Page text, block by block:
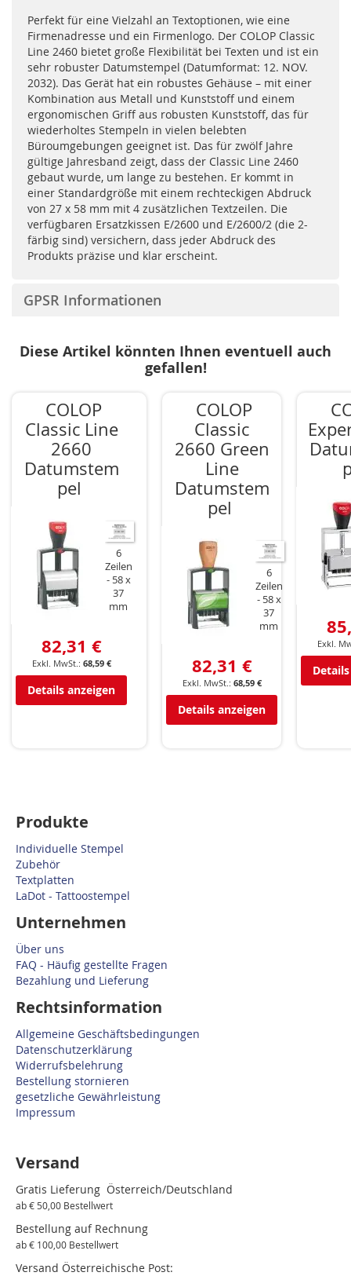
Perfekt für eine Vielzahl an Textoptionen, wie eine
Firmenadresse und ein Firmenlogo. Der COLOP Classic
Line 2460 bietet große Flexibilität bei Texten und ist ein
sehr robuster Datumstempel (Datumformat: 12. NOV.
2032). Das Gerät hat ein robustes Gehäuse – mit einer
Kombination aus Metall und Kunststoff und einem
ergonomischen Griff aus robusten Kunststoff, das für
wiederholtes Stempeln in vielen belebten
Büroumgebungen geeignet ist. Das für zwölf Jahre
gültige Jahresband zeigt, dass der Classic Line 2460
gebaut wurde, um lange zu bestehen. Er kommt in
einer Standardgröße mit einem rechteckigen Abdruck
von 27 x 58 mm mit 4 zusätzlichen Textzeilen. Die
verfügbaren Ersatzkissen E/2600 und E/2600/2 (die 2-
färbig sind) versichern, dass jeder Abdruck des
Produkts präzise und klar erscheint.
GPSR Informationen
Diese Artikel könnten Ihnen eventuell auch
gefallen!
COLOP
Classic Line
2660
Datumstem
pel
6
Zeilen
58 x
37
mm
82,31 €
68,59 €
Details anzeigen
COLOP
Classic
2660 Green
Line
Datumstem
pel
6
Zeilen
58 x
37
mm
82,31 €
68,59 €
Details anzeigen
Produkte
Individuelle Stempel
Zubehör
Textplatten
LaDot - Tattoostempel
Unternehmen
Über uns
FAQ - Häufig gestellte Fragen
Bezahlung und Lieferung
Rechtsinformation
Allgemeine Geschäftsbedingungen
Datenschutzerklärung
Widerrufsbelehrung
Bestellung stornieren
gesetzliche Gewährleistung
Impressum
Versand
Gratis Lieferung Österreich/Deutschland
ab € 50,00 Bestellwert
Bestellung auf Rechnung
ab € 100,00 Bestellwert
Versand Österreichische Post: